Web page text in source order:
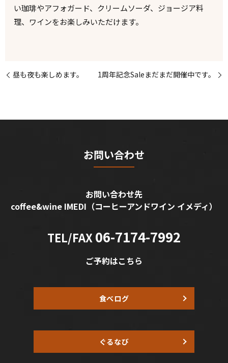
い珈琲やアフォガード、クリームソーダ、ジョージア料
理、ワインをお楽しみいただけます。
昼も夜も楽しめます。 1周年記念Saleまだまだ開催中です。
お問い合わせ
お問い合わせ先
coffee&wine IMEDI （コーヒーアンドワイン イメディ）
TEL/FAX 06-7174-7992
ご予約はこちら
食べログ
ぐるなび